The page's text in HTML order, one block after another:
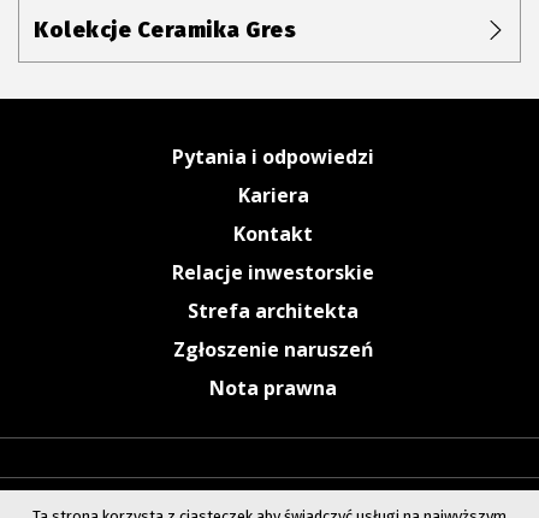
Kolekcje Ceramika Gres
Pytania i odpowiedzi
Kariera
Kontakt
Relacje inwestorskie
Strefa architekta
Zgłoszenie naruszeń
Nota prawna